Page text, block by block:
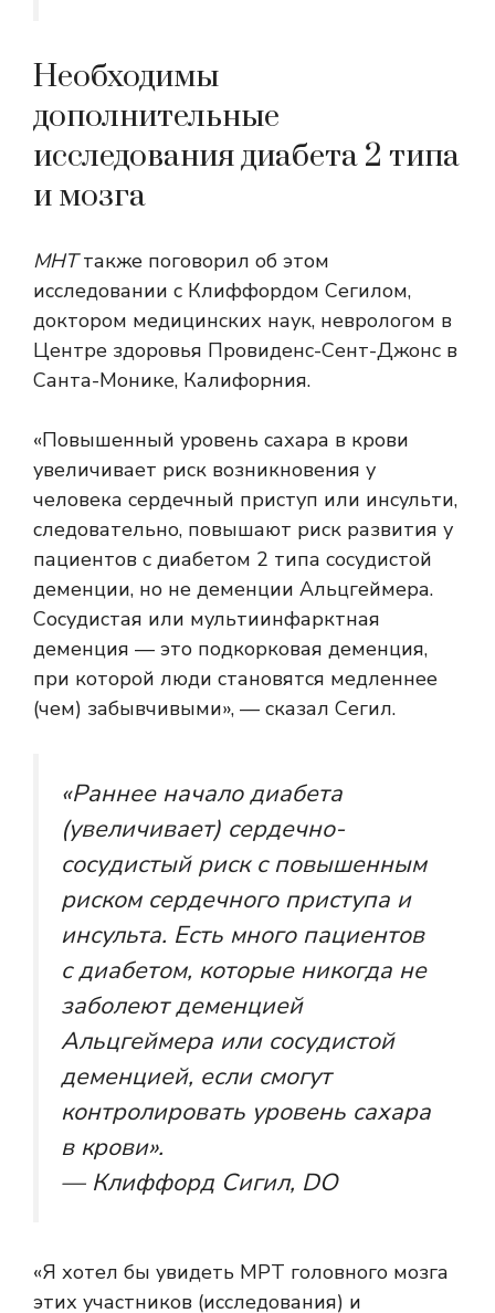
Необходимы
дополнительные
исследования диабета 2 типа
и мозга
МНТтакже поговорил об этом
исследовании с Клиффордом Сегилом,
доктором медицинских наук, неврологом в
Центре здоровья Провиденс-Сент-Джонс в
Санта-Монике, Калифорния.
«Повышенный уровень сахара в крови
увеличивает риск возникновения у
человека сердечный приступ или инсульти,
следовательно, повышают риск развития у
пациентов с диабетом 2 типа сосудистой
деменции, но не деменции Альцгеймера.
Сосудистая или мультиинфарктная
деменция — это подкорковая деменция,
при которой люди становятся медленнее
(чем) забывчивыми», — сказал Сегил.
«Раннее начало диабета
(увеличивает) сердечно-
сосудистый риск с повышенным
риском сердечного приступа и
инсульта. Есть много пациентов
с диабетом, которые никогда не
заболеют деменцией
Альцгеймера или сосудистой
деменцией, если смогут
контролировать уровень сахара
в крови».
— Клиффорд Сигил, DO
«Я хотел бы увидеть МРТ головного мозга
этих участников (исследования) и